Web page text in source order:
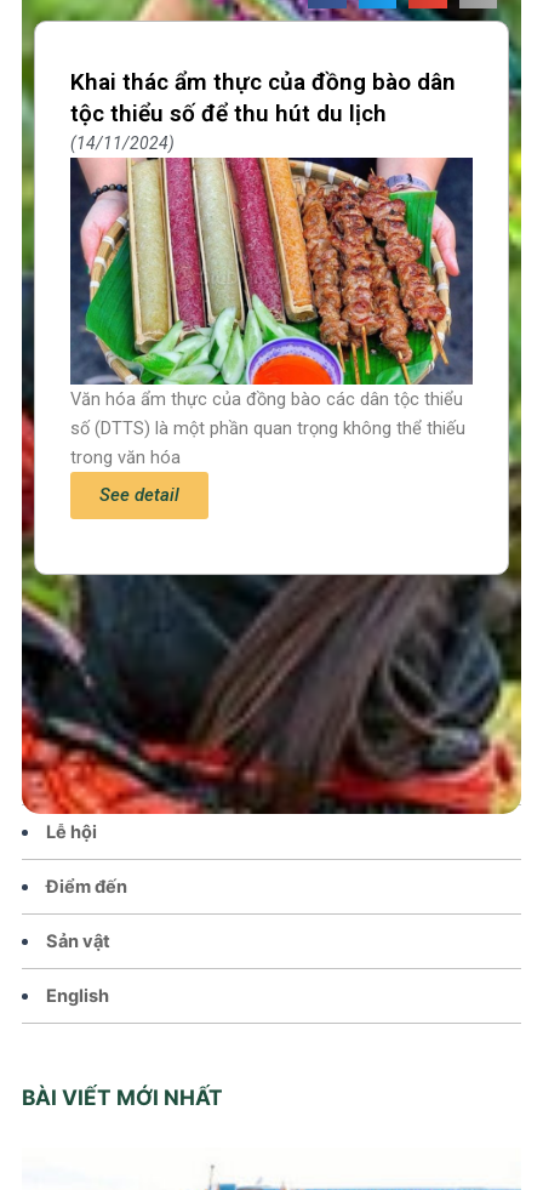
Trang chủ
Tin tức – Sự kiện
Chính sách
Văn hoá – Đời sống
Lễ hội
Điểm đến
Sản vật
English
BÀI VIẾT MỚI NHẤT
Khai thác ẩm thực của đồng bào dân
tộc thiểu số để thu hút du lịch
14/11/2024
Văn hóa ẩm thực của đồng bào các dân tộc thiểu
số (DTTS) là một phần quan trọng không thể thiếu
trong văn hóa
See detail